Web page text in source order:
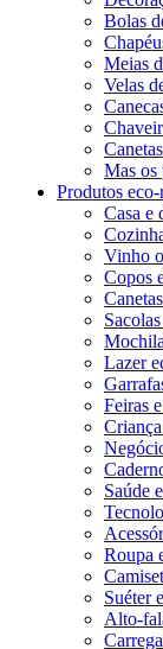
Bolas
Meias
Velas
Mas os
Produtos
Casa e
Vinho
Copos
Lazer
Feiras
Saúde
Roupa
Suéter
Alto-